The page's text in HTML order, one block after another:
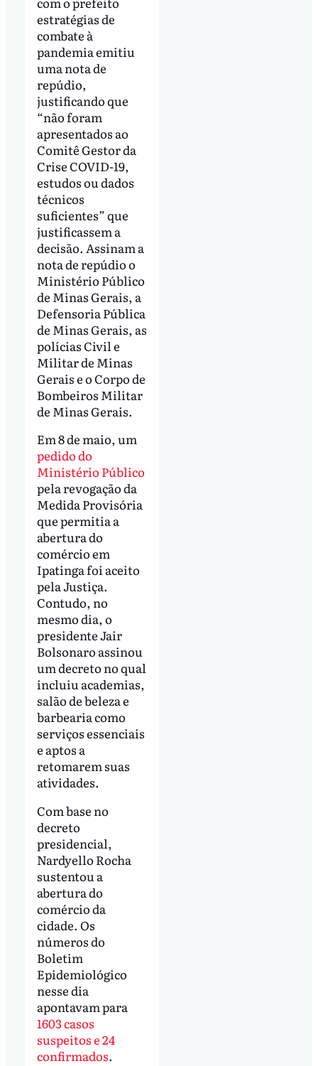
estratégias de
combate à
pandemia emitiu
uma nota de
repúdio,
justificando que
“não foram
apresentados ao
Comitê Gestor da
Crise COVID-19,
estudos ou dados
técnicos
suficientes” que
justificassem a
decisão. Assinam a
nota de repúdio o
Ministério Público
de Minas Gerais, a
Defensoria Pública
de Minas Gerais, as
polícias Civil e
Militar de Minas
Gerais e o Corpo de
Bombeiros Militar
de Minas Gerais.
Em 8 de maio, um
pedido do
Ministério Público
pela revogação da
Medida Provisória
que permitia a
abertura do
comércio em
Ipatinga foi aceito
pela Justiça.
Contudo, no
mesmo dia, o
presidente Jair
Bolsonaro assinou
um decreto no qual
incluiu academias,
salão de beleza e
barbearia como
serviços essenciais
e aptos a
retomarem suas
atividades.
Com base no
decreto
presidencial,
Nardyello Rocha
sustentou a
abertura do
comércio da
cidade. Os
números do
Boletim
Epidemiológico
nesse dia
apontavam para
1603 casos
suspeitos e 24
confirmados.